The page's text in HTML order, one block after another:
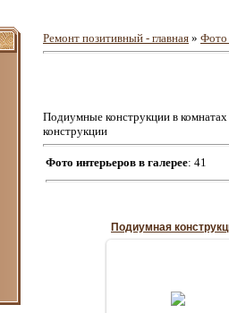
Ремонт позитивный - главная » Фото
Подиумные конструкции в
конструкции
Фото интерьеров в галерее: 41